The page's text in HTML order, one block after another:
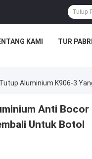
KAMI TUR
Aluminium K906-3
Anti Bocor
Untuk Botol